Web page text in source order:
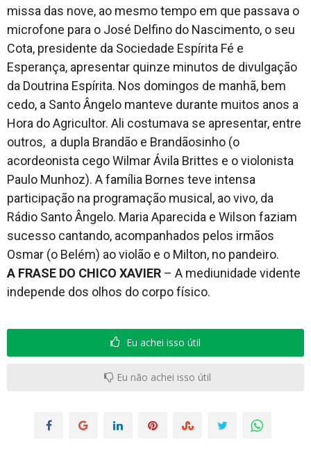
missa das nove, ao mesmo tempo em que passava o
microfone para o José Delfino do Nascimento, o seu
Cota, presidente da Sociedade Espírita Fé e
Esperança, apresentar quinze minutos de divulgação
da Doutrina Espírita. Nos domingos de manhã, bem
cedo, a Santo Ângelo manteve durante muitos anos a
Hora do Agricultor. Ali costumava se apresentar, entre
outros, a dupla Brandão e Brandãosinho (o
acordeonista cego Wilmar Ávila Brittes e o violonista
Paulo Munhoz). A família Bornes teve intensa
participação na programação musical, ao vivo, da
Rádio Santo Ângelo. Maria Aparecida e Wilson faziam
sucesso cantando, acompanhados pelos irmãos
Osmar (o Belém) ao violão e o Milton, no pandeiro.
A FRASE DO CHICO XAVIER – A mediunidade vidente
independe dos olhos do corpo físico.
Eu achei isso útil
Eu não achei isso útil